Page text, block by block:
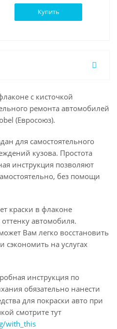
Купить
с кисточкой
ремонта автомобилей
(Евросоюз).
для самостоятельного
кузова. Простота
инструкция позволяют
без помощи
краски в флаконе
оттенку автомобиля.
Вам легко восстановить
сэкономить на услугах
инструкция по
обязательно нанести
для покраски авто при
смотрите тут
with_this